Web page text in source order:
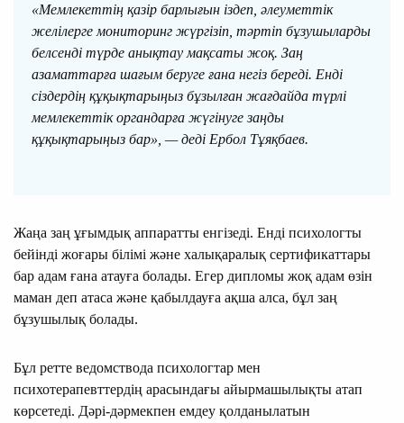
«Мемлекеттің қазір барлығын іздеп, әлеуметтік
желілерге мониторинг жүргізіп, тәртіп бұзушыларды
белсенді түрде анықтау мақсаты жоқ. Заң
азаматтарға шағым беруге ғана негіз береді. Енді
сіздердің құқықтарыңыз бұзылған жағдайда түрлі
мемлекеттік органдарға жүгінуге заңды
құқықтарыңыз бар», — деді Ербол Тұяқбаев.
Жаңа заң ұғымдық аппаратты енгізеді. Енді психологты
бейінді жоғары білімі және халықаралық сертификаттары
бар адам ғана атауға болады. Егер дипломы жоқ адам өзін
маман деп атаса және қабылдауға ақша алса, бұл заң
бұзушылық болады.
Бұл ретте ведомствода психологтар мен
психотерапевттердің арасындағы айырмашылықты атап
көрсетеді. Дәрі-дәрмекпен емдеу қолданылатын